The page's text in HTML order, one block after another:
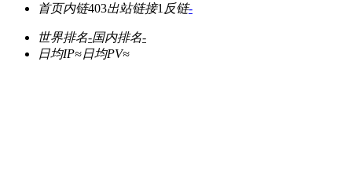
首页内链403出站链接1 反链-
世界排名-国内排名-
日均IP≈日均PV≈